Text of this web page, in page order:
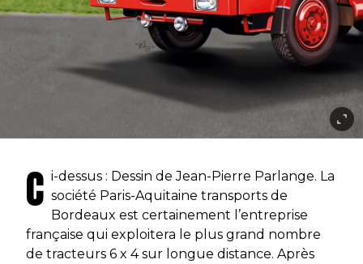
C i-dessus : Dessin de Jean-Pierre Parlange. La
société Paris-Aquitaine transports de
Bordeaux est certainement l’entreprise
française qui exploitera le plus grand nombre
de tracteurs 6 x 4 sur longue distance. Après